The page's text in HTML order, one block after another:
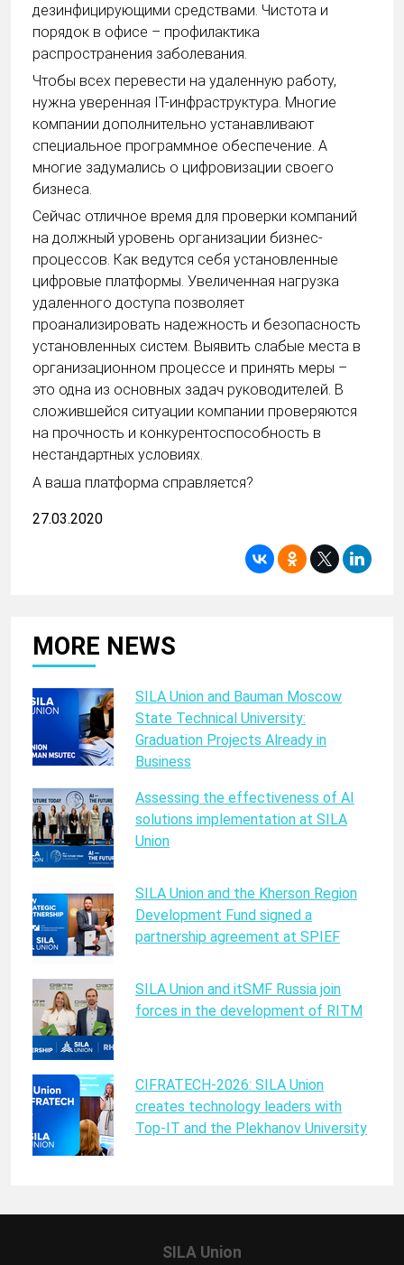
дезинфицирующими средствами. Чистота и
порядок в офисе – профилактика
распространения заболевания.
Чтобы всех перевести на удаленную работу,
нужна уверенная IT-инфраструктура. Многие
компании дополнительно устанавливают
специальное программное обеспечение. А
многие задумались о цифровизации своего
бизнеса.
Сейчас отличное время для проверки компаний
на должный уровень организации бизнес-
процессов. Как ведутся себя установленные
цифровые платформы. Увеличенная нагрузка
удаленного доступа позволяет
проанализировать надежность и безопасность
установленных систем. Выявить слабые места в
организационном процессе и принять меры –
это одна из основных задач руководителей. В
сложившейся ситуации компании проверяются
на прочность и конкурентоспособность в
нестандартных условиях.
А ваша платформа справляется?
27.03.2020
MORE NEWS
SILA Union and Bauman Moscow
State Technical University:
Graduation Projects Already in
Business
Assessing the effectiveness of AI
solutions implementation at SILA
Union
SILA Union and the Kherson Region
Development Fund signed a
partnership agreement at SPIEF
SILA Union and itSMF Russia join
forces in the development of RITM
CIFRATECH-2026: SILA Union
creates technology leaders with
Top-IT and the Plekhanov University
SILA Union